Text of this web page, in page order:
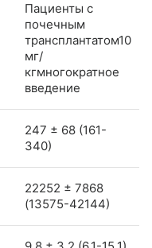
Пациенты с
почечным
трансплантатом10
мг/
кгмногократное
введение
247 ± 68 (161-
340)
22252 ± 7868
(13575-42144)